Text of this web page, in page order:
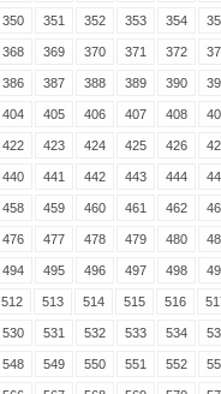
350 351 352 353 354
368 369 370 371 372
386 387 388 389 390
404 405 406 407 408
422 423 424 425 426
440 441 442 443 444
458 459 460 461 462
476 477 478 479 480
494 495 496 497 498
512 513 514 515 516
530 531 532 533 534
548 549 550 551 552